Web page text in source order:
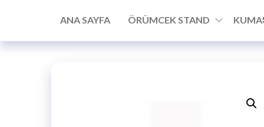
ANA SAYFA ÖRÜMCEK STAND